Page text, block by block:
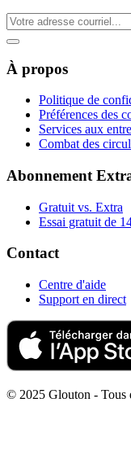
À propos
Politique de
Préférences des
Services aux
Combat des
Abonnement
Gratuit vs. Extra
Essai gratuit de
Contact
Centre d'aide
Support en direct
© 2025 Glouton - Tous